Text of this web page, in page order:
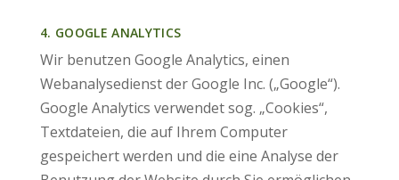
4. GOOGLE ANALYTICS
Wir benutzen Google Analytics, einen
Webanalysedienst der Google Inc. („Google“).
Google Analytics verwendet sog. „Cookies“,
Textdateien, die auf Ihrem Computer
gespeichert werden und die eine Analyse der